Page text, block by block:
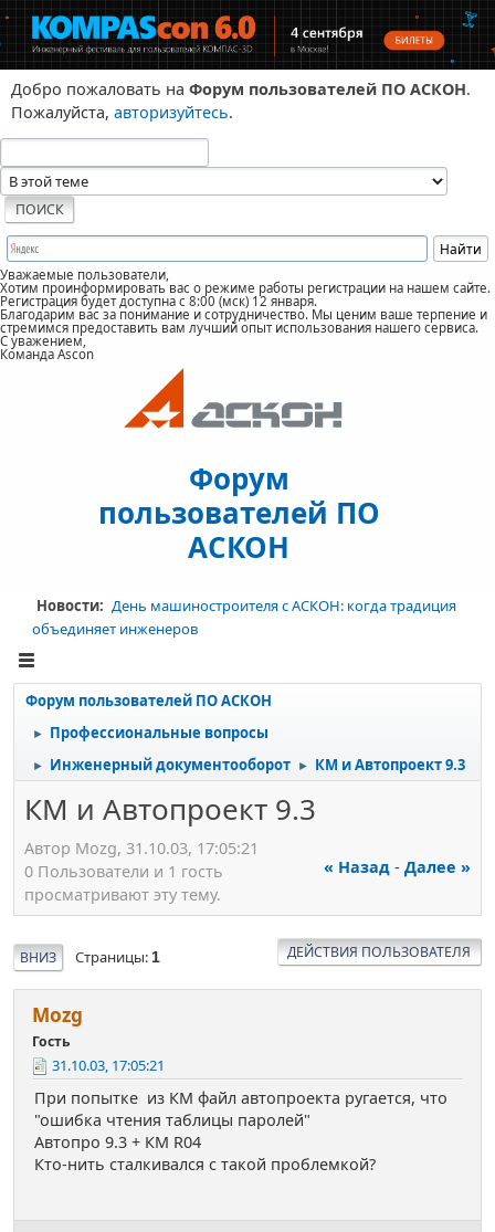
Добро пожаловать на Форум пользователей ПО АСКОН.
Пожалуйста, авторизуйтесь.
Уважаемые пользователи,
Хотим проинформировать вас о режиме работы регистрации на нашем сайте.
Регистрация будет доступна с 8:00 (мск) 12 января.
Благодарим вас за понимание и сотрудничество. Мы ценим ваше терпение и
стремимся предоставить вам лучший опыт использования нашего сервиса.
С уважением,
Команда Ascon
Форум
пользователей ПО
АСКОН
Новости: День машиностроителя с АСКОН: когда традиция
объединяет инженеров
Форум пользователей ПО АСКОН
► Профессиональные вопросы
► Инженерный документооборот ► КМ и Автопроект 9.3
КМ и Автопроект 9.3
Автор Mozg, 31.10.03, 17:05:21
« Назад - Далее »
0 Пользователи и 1 гость
просматривают эту тему.
ВНИЗ Страницы 1 ДЕЙСТВИЯ ПОЛЬЗОВАТЕЛЯ
Mozg
Гость
31.10.03, 17:05:21
При попытке из КМ файл автопроекта ругается, что
"ошибка чтения таблицы паролей"
Автопро 9.3 + КМ R04
Кто-нить сталкивался с такой проблемкой?